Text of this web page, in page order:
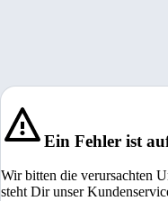
Ein Fehler ist
Wir bitten die verursachten
steht Dir unser